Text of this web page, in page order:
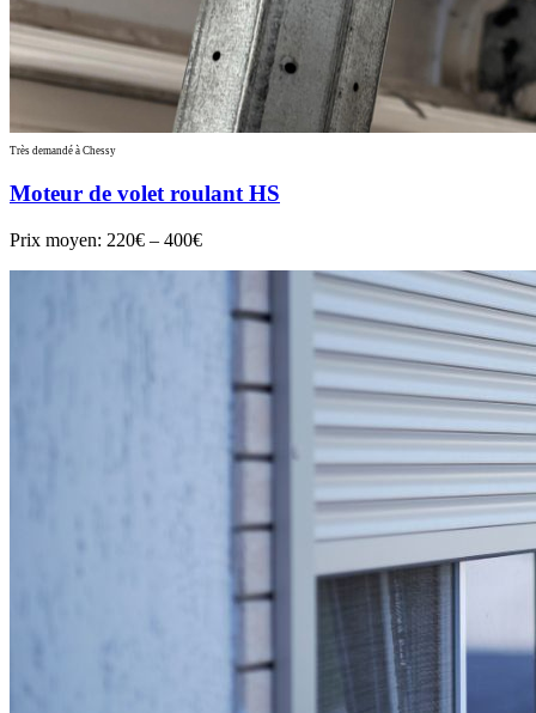
Très demandé à Chessy
Moteur de volet roulant HS
Prix moyen: 220€ – 400€